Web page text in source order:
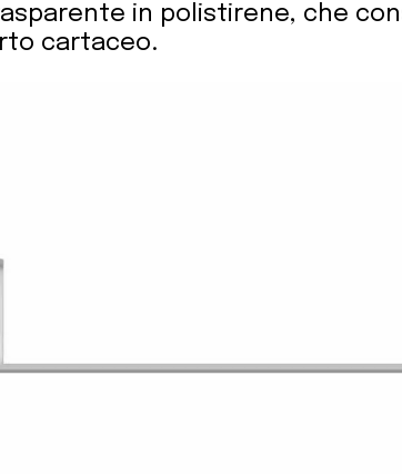
in polistirene, che
cartaceo.